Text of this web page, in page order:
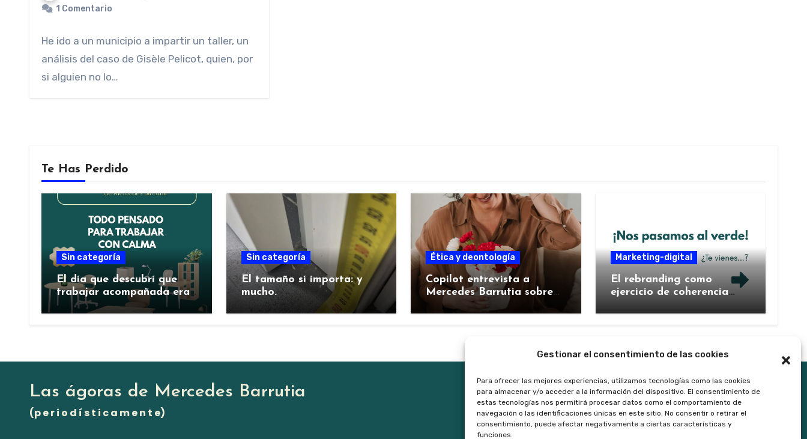
Gestionar el consentimiento de las cookies
Para ofrecer las mejores experiencias, utilizamos tecnologías como las cookies
para almacenar y/o acceder a la información del dispositivo. El consentimiento de
estas tecnologías nos permitirá procesar datos como el comportamiento de
navegación o las identificaciones únicas en este sitio. No consentir o retirar el
consentimiento, puede afectar negativamente a ciertas características y
funciones.
1 Comentario
He ido a un municipio a impartir un taller, un
análisis del caso de Gisèle Pelicot, quien, por
si alguien no lo…
Te Has Perdido
Sin categoría
El día que descubrí que
trabajar acompañada era
mejor
Sin categoría
El tamaño sí importa: y
mucho.
Ética y deontología
Copilot entrevista a
Mercedes Barrutia sobre
su proyecto fundamental
Marketing-digital
El rebranding como
ejercicio de coherencia
Las ágoras de Mercedes Barrutia
(p e r i o d í s t i c a m e n t e)